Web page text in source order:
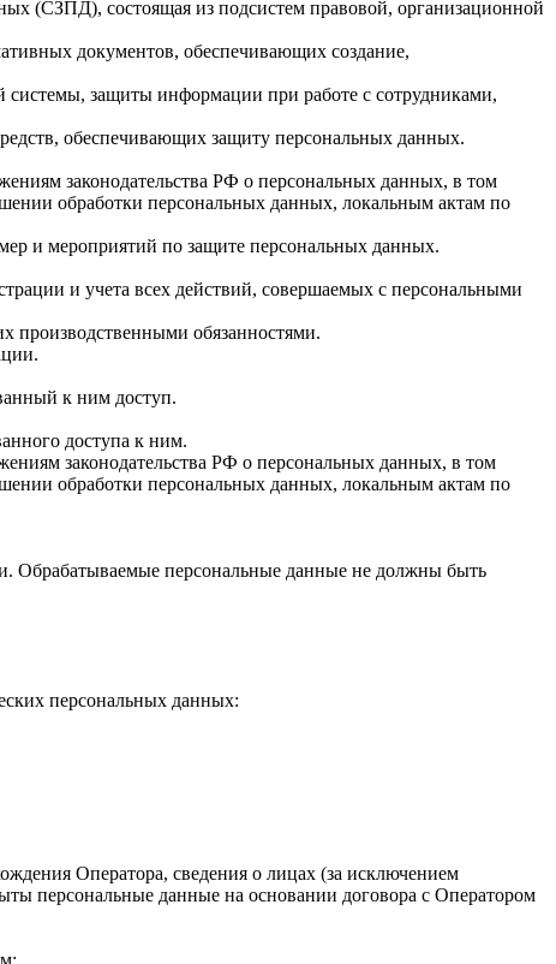
(СЗПД), состоящая из подсистем правовой, организационной
документов, обеспечивающих создание,
защиты информации при работе с сотрудниками,
обеспечивающих защиту персональных данных.
законодательства РФ о персональных данных, в том
обработки персональных данных, локальным актам по
и мероприятий по защите персональных данных.
и учета всех действий, совершаемых с персональными
производственными обязанностями.
к ним доступ.
доступа к ним.
законодательства РФ о персональных данных, в том
обработки персональных данных, локальным актам по
Обрабатываемые персональные данные не должны быть
персональных данных:
Оператора, сведения о лицах (за исключением
персональные данные на основании договора с Оператором